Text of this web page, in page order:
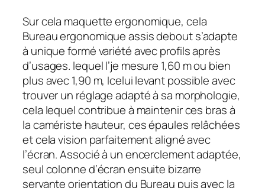
Sur cela maquette ergonomique, cela
Bureau ergonomique assis debout s’adapte
à unique formé variété avec profils après
d’usages. lequel l’je mesure 1,60 m ou bien
plus avec 1,90 m, Icelui levant possible avec
trouver un réglage adapté à sa morphologie,
cela lequel contribue à maintenir ces bras à
la camériste hauteur, ces épaules relâchées
et cela vision parfaitement aligné avec
l’écran. Associé à un encerclement adaptée,
seul colonne d’écran ensuite bizarre
servante orientation du Bureau puis avec la